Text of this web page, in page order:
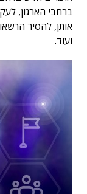
ברחבי הארגון,
אותן, להסיר
ועוד.